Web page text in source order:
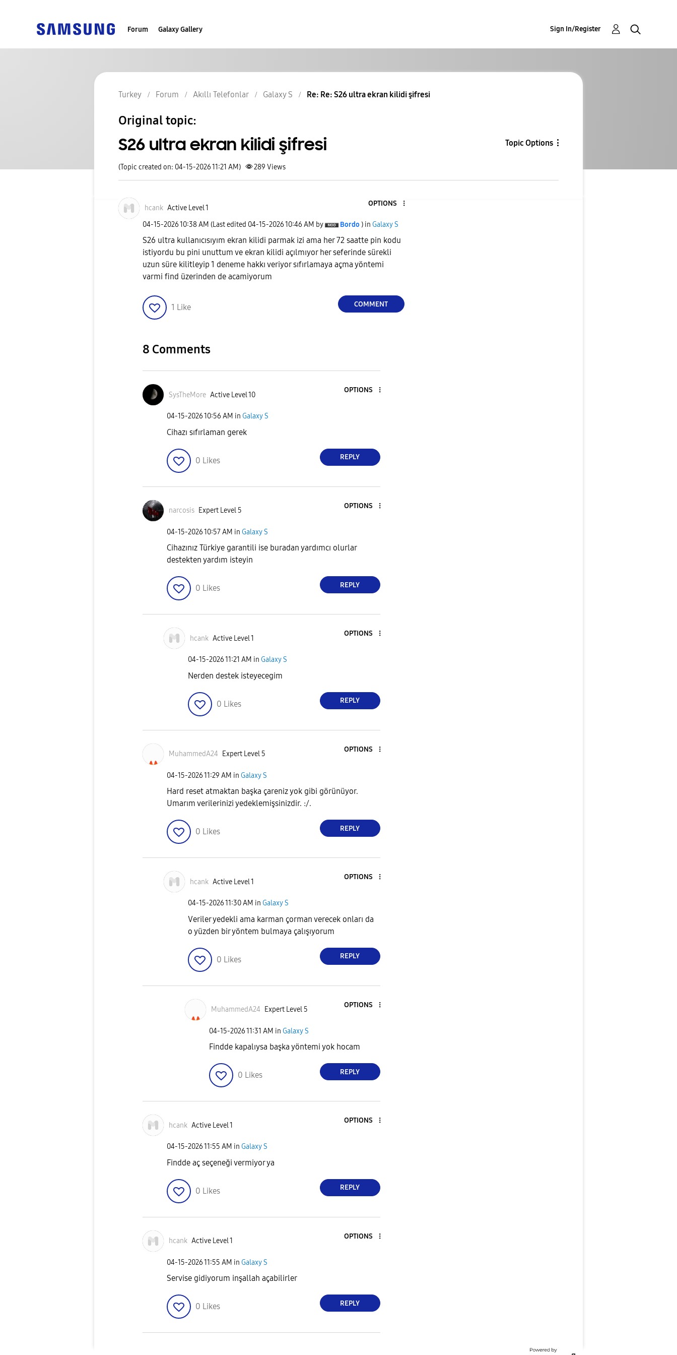
Forum Galaxy Gallery Sign In/Register
Turkey Forum Akıllı Telefonlar Galaxy S Re: Re: S26 ultra ekran kilidi şifresi
Original topic:
S26 ultra ekran kilidi şifresi Topic Options
(Topic created on: 04-15-2026 11:21 AM) 289 Views
hcank Active Level 1
OPTIONS
‎04-15-202610:38 AM (Last edited ‎04-15-202610:46 AM by Bordo ) in Galaxy S
S26 ultra kullanıcısıyım ekran kilidi parmak izi ama her 72 saatte pin kodu
istiyordu bu pini unuttum ve ekran kilidi açılmıyor her seferinde sürekli
uzun süre kilitleyip 1 deneme hakkı veriyor sıfırlamaya açma yöntemi
varmi find üzerinden de acamiyorum
1 Like COMMENT
8 Comments
SysTheMore Active Level 10
OPTIONS
‎04-15-202610:56 AM in Galaxy S
Cihazı sıfırlaman gerek
0 Likes REPLY
narcosis Expert Level 5
OPTIONS
‎04-15-202610:57 AM in Galaxy S
Cihazınız Türkiye garantili ise buradan yardımcı olurlar
destekten yardım isteyin
0 Likes REPLY
hcank Active Level 1
OPTIONS
‎04-15-202611:21 AM in Galaxy S
Nerden destek isteyecegim
0 Likes REPLY
MuhammedA24 Expert Level 5
OPTIONS
‎04-15-202611:29 AM in Galaxy S
Hard reset atmaktan başka çareniz yok gibi görünüyor.
Umarım verilerinizi yedeklemişsinizdir. :/.
0 Likes REPLY
hcank Active Level 1
OPTIONS
‎04-15-202611:30 AM in Galaxy S
Veriler yedekli ama karman çorman verecek onları da
o yüzden bir yöntem bulmaya çalışıyorum
0 Likes REPLY
MuhammedA24 Expert Level 5
OPTIONS
‎04-15-202611:31 AM in Galaxy S
Findde kapalıysa başka yöntemi yok hocam
0 Likes REPLY
hcank Active Level 1
OPTIONS
‎04-15-202611:55 AM in Galaxy S
Findde aç seçeneği vermiyor ya
0 Likes REPLY
hcank Active Level 1
OPTIONS
‎04-15-202611:55 AM in Galaxy S
Servise gidiyorum inşallah açabilirler
0 Likes REPLY